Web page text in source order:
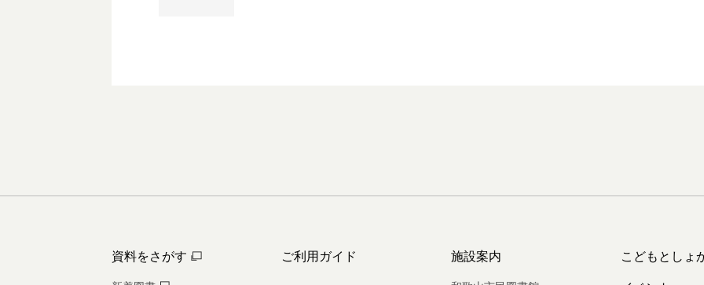
資料をさがす ご利用ガイド 施設案内
こどもとしょ